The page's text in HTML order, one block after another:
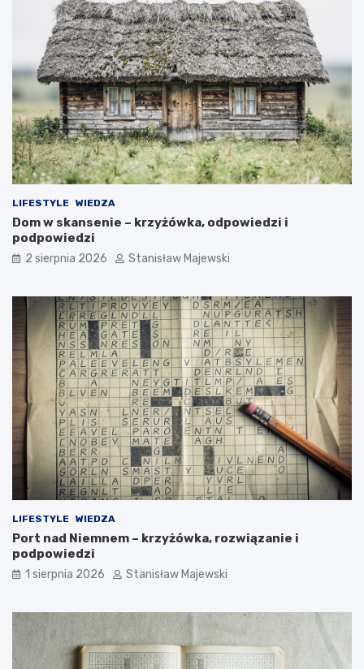
LIFESTYLE WIEDZA
Dom w skansenie – krzyżówka, odpowiedzi i
podpowiedzi
2 sierpnia 2026 Stanisław Majewski
LIFESTYLE WIEDZA
Port nad Niemnem – krzyżówka, rozwiązanie i
podpowiedzi
1 sierpnia 2026 Stanisław Majewski